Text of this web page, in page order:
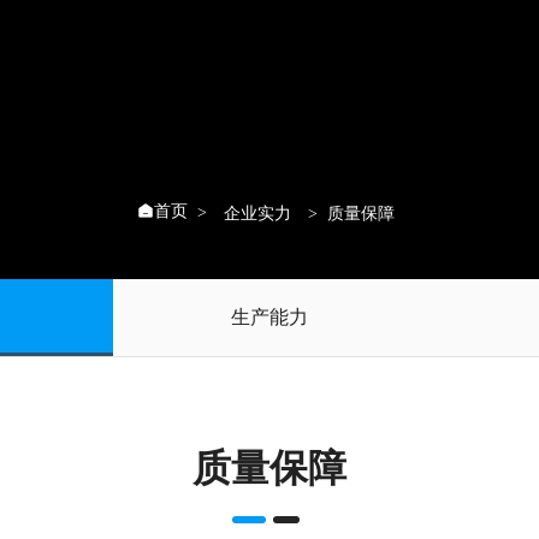
首页 企业实力 质量保障
生产能力
质量保障